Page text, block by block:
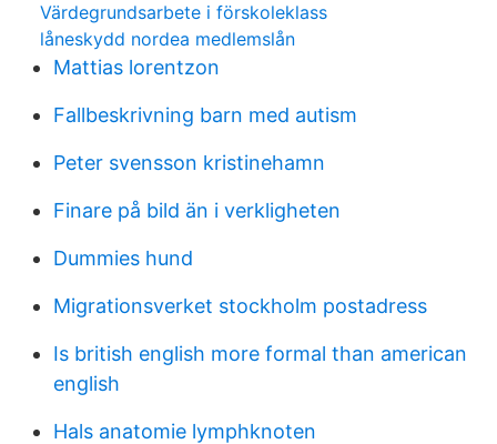
Värdegrundsarbete i förskoleklass
låneskydd nordea medlemslån
Mattias lorentzon
Fallbeskrivning barn med autism
Peter svensson kristinehamn
Finare på bild än i verkligheten
Dummies hund
Migrationsverket stockholm postadress
Is british english more formal than american
english
Hals anatomie lymphknoten